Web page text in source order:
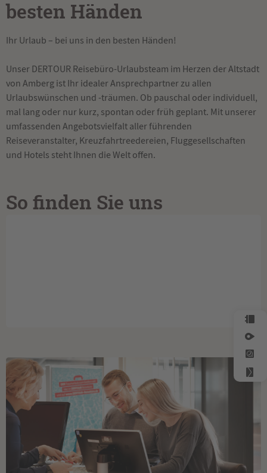
besten Händen
Ihr Urlaub – bei uns in den besten Händen!
Unser DERTOUR Reisebüro-Urlaubsteam im Herzen der Altstadt
von Amberg ist Ihr idealer Ansprechpartner zu allen
Urlaubswünschen und -träumen. Ob pauschal oder individuell,
mal lang oder nur kurz, spontan oder früh geplant. Mit unserer
umfassenden Angebotsvielfalt aller führenden
Reiseveranstalter, Kreuzfahrtreedereien, Fluggesellschaften
und Hotels steht Ihnen die Welt offen.
So finden Sie uns